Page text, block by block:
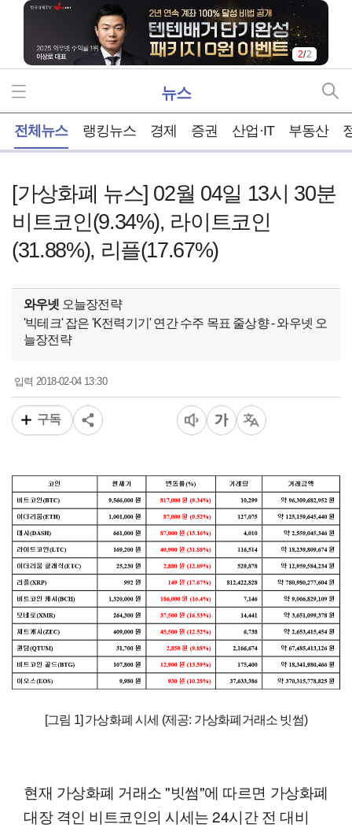
2/2
뉴스
전체뉴스 랭킹뉴스 경제 증권 산업·IT 부동산
[가상화폐 뉴스] 02월 04일 13시 30분
비트코인(9.34%), 라이트코인
(31.88%), 리플(17.67%)
와우넷 오늘장전략
'빅테크' 잡은 'K전력기기' 연간 수주 목표 줄상향 - 와우넷 오
늘장전략
입력 2018-02-04 13:30
구독
[그림 1] 가상화폐 시세 (제공: 가상화폐거래소 빗썸)
현재 가상화폐 거래소 "빗썸"에 따르면 가상화폐
대장 격인 비트코인의 시세는 24시간 전 대비